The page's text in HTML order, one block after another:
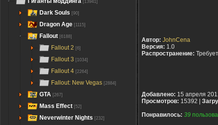
[13941]
Dark Souls [90]
Dragon Age [1115]
Fallout [6188]
Fallout 2 [6]
Fallout 3 [1034]
Fallout 4 [2264]
Fallout: New Vegas [2884]
GTA [267]
Mass Effect [52]
Neverwinter Nights [232]
Автор: JohnCena
Версия: 1.0
Распространение:
Добавлено: 15 апреля
Просмотров: 15392 |
Понравилось: 39